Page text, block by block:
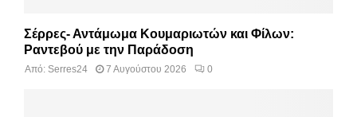
Σέρρες- Αντάμωμα Κουμαριωτών και Φίλων:
Ραντεβού με την Παράδοση
Από: Serres24 7 Αυγούστου 2026 0